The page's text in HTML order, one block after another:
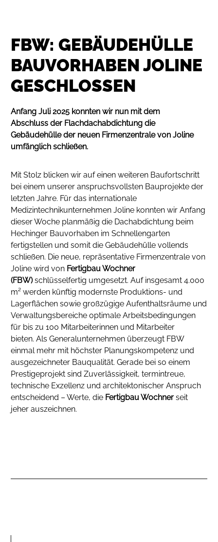
FBW: GEBÄUDEHÜLLE
BAUVORHABEN JOLINE
GESCHLOSSEN
Anfang Juli 2025 konnten wir nun mit dem
Abschluss der Flachdachabdichtung die
Gebäudehülle der neuen Firmenzentrale von Joline
umfänglich schließen.
Mit Stolz blicken wir auf einen weiteren Baufortschritt
bei einem unserer anspruchsvollsten Bauprojekte der
letzten Jahre. Für das internationale
Medizintechnikunternehmen Joline konnten wir Anfang
dieser Woche planmäßig die Dachabdichtung beim
Hechinger Bauvorhaben im Schnellengarten
fertigstellen und somit die Gebäudehülle vollends
schließen. Die neue, repräsentative Firmenzentrale von
Joline wird von Fertigbau Wochner
(FBW)schlüsselfertig umgesetzt. Auf insgesamt 4.000
m² werden künftig modernste Produktions- und
Lagerflächen sowie großzügige Aufenthaltsräume und
Verwaltungsbereiche optimale Arbeitsbedingungen
für bis zu 100 Mitarbeiterinnen und Mitarbeiter
bieten. Als Generalunternehmen überzeugt FBW
einmal mehr mit höchster Planungskompetenz und
ausgezeichneter Bauqualität. Gerade bei so einem
Prestigeprojekt sind Zuverlässigkeit, termintreue,
technische Exzellenz und architektonischer Anspruch
entscheidend – Werte, die Fertigbau Wochner seit
jeher auszeichnen.